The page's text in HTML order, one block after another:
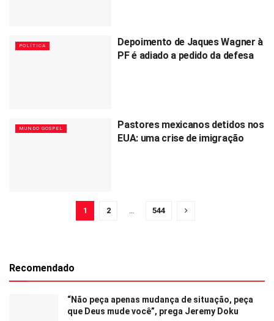
POLÍTICA
Depoimento de Jaques Wagner à
PF é adiado a pedido da defesa
MUNDO GOSPEL
Pastores mexicanos detidos nos
EUA: uma crise de imigração
1 2 544
Recomendado
“Não peça apenas mudança de situação, peça
que Deus mude você”, prega Jeremy Doku